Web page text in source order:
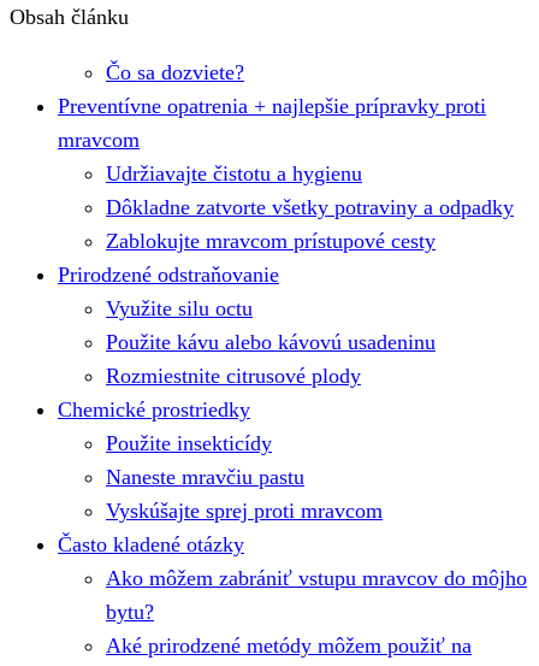
Obsah článku
Čo sa dozviete?
Preventívne opatrenia + najlepšie prípravky proti
mravcom
Udržiavajte čistotu a hygienu
Dôkladne zatvorte všetky potraviny a odpadky
Zablokujte mravcom prístupové cesty
Prirodzené odstraňovanie
Využite silu octu
Použite kávu alebo kávovú usadeninu
Rozmiestnite citrusové plody
Chemické prostriedky
Použite insekticídy
Naneste mravčiu pastu
Vyskúšajte sprej proti mravcom
Často kladené otázky
Ako môžem zabrániť vstupu mravcov do môjho
bytu?
Aké prirodzené metódy môžem použiť na